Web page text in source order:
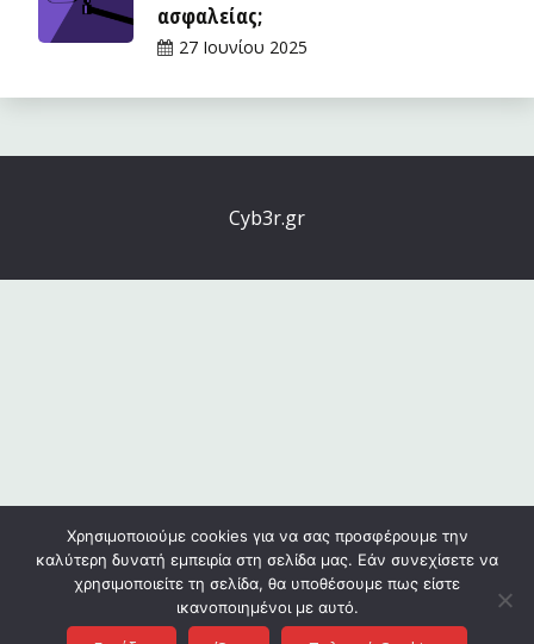
ασφαλείας;
27 Ιουνίου 2025
Cyb3r.gr
Χρησιμοποιούμε cookies για να σας προσφέρουμε την
καλύτερη δυνατή εμπειρία στη σελίδα μας. Εάν συνεχίσετε να
χρησιμοποιείτε τη σελίδα, θα υποθέσουμε πως είστε
ικανοποιημένοι με αυτό.